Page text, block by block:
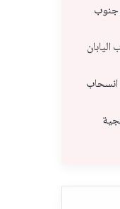
حديديان مستمر مع الحكمة حتى 2028.. وباب
جنوب
حتى 2028.. وباب اليابان
انسحاب